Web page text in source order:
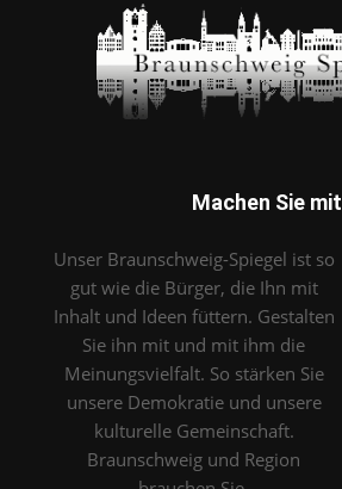
Machen Sie mit
Unser Braunschweig-Spiegel ist so
gut wie die Bürger, die Ihn mit
Inhalt und Ideen füttern. Gestalten
Sie ihn mit und mit ihm die
Meinungsvielfalt. So stärken Sie
unsere Demokratie und unsere
kulturelle Gemeinschaft.
Braunschweig und Region